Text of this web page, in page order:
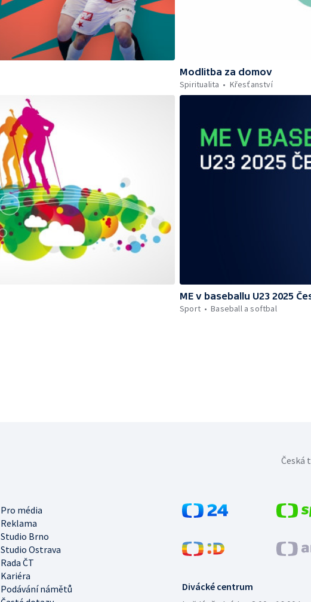
Modlitba za domov
Spiritualita
Křesťanství
ME v baseballu U23 2025
Sport
Baseball a softbal
Divácké centrum
Pro média
Reklama
Studio Brno
Studio Ostrava
Rada ČT
Kariéra
Podávání námětů
Česká